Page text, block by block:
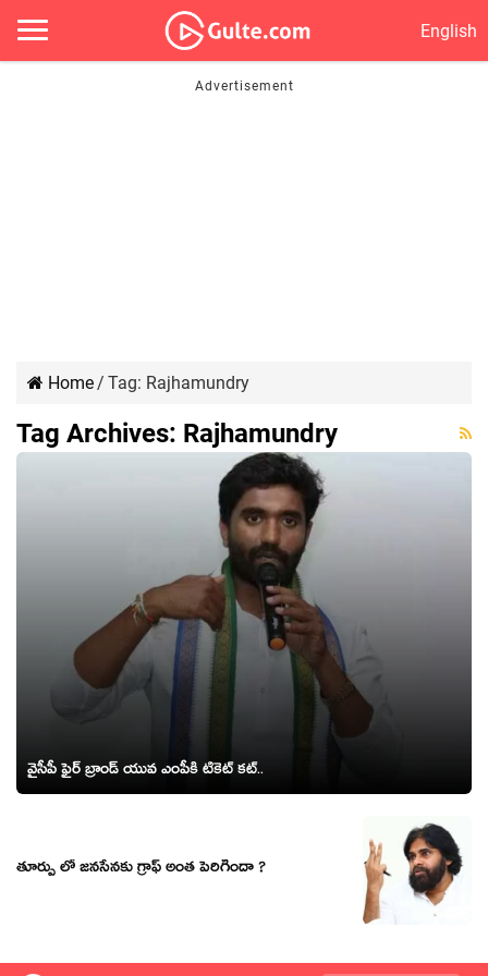
English
Home/ Tag: Rajhamundry
Tag Archives: Rajhamundry
వైసీపీ ఫైర్‌ బ్రాండ్ యువ ఎంపీకి టికెట్ క‌ట్‌..
తూర్పు లో జ‌న‌సేన‌కు గ్రాఫ్ అంత పెరిగిందా ?